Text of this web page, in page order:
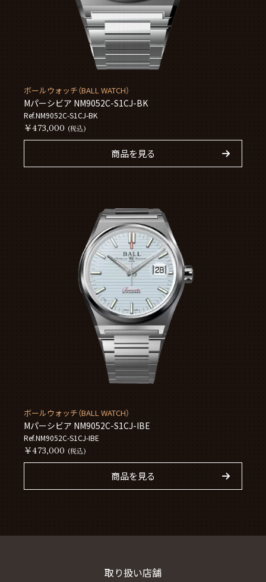
ボールウォッチ（BALL WATCH）
Mパーシビア NM9052C-S1CJ-BK
Ref.NM9052C-S1CJ-BK
￥473,000 (税込)
商品を見る
ボールウォッチ（BALL WATCH）
Mパーシビア NM9052C-S1CJ-IBE
Ref.NM9052C-S1CJ-IBE
￥473,000 (税込)
商品を見る
取り扱い店舗